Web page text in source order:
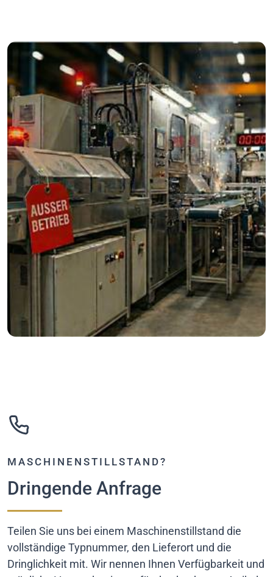
MASCHINENSTILLSTAND?
Dringende Anfrage
Teilen Sie uns bei einem Maschinenstillstand die
vollständige Typnummer, den Lieferort und die
Dringlichkeit mit. Wir nennen Ihnen Verfügbarkeit und